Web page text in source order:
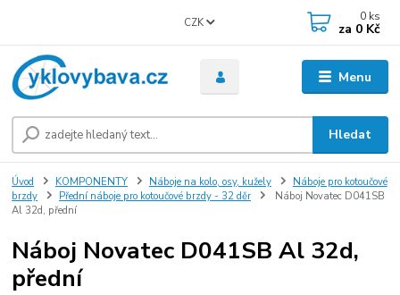
Menu
CZK
Hledat
0 ks
za 0 Kč
Úvod KOMPONENTY Náboje na kolo, osy, kužely
Náboje pro kotoučové
brzdy
Přední náboje pro kotoučové brzdy - 32 děr
Náboj Novatec D041SB
Al 32d, přední
Náboj Novatec D041SB Al 32d,
přední